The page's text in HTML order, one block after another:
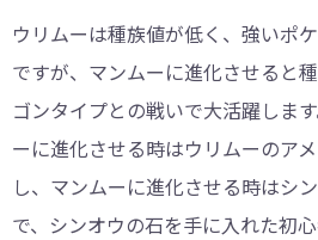
ウリムーは種族値が低く、強いポ
ですが、マンムーに進化させると
ゴンタイプとの戦いで大活躍しま
ーに進化させる時はウリムーのア
し、マンムーに進化させる時はシ
で、シンオウの石を手に入れた初